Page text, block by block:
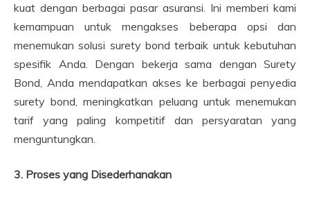
kuat dengan berbagai pasar asuransi. Ini memberi kami
kemampuan untuk mengakses beberapa opsi dan
menemukan solusi surety bond terbaik untuk kebutuhan
spesifik Anda. Dengan bekerja sama dengan Surety
Bond, Anda mendapatkan akses ke berbagai penyedia
surety bond, meningkatkan peluang untuk menemukan
tarif yang paling kompetitif dan persyaratan yang
menguntungkan.
3. Proses yang Disederhanakan